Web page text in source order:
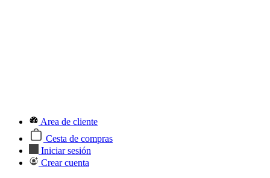
Area de cliente
Cesta de compras
Iniciar sesión
Crear cuenta